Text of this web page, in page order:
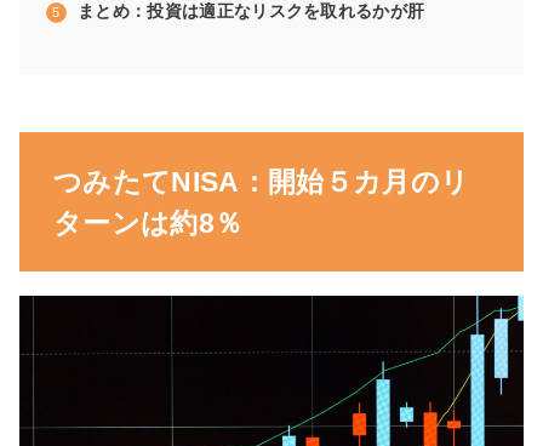
まとめ：投資は適正なリスクを取れるかが肝
つみたてNISA：開始５カ月のリ
ターンは約8％